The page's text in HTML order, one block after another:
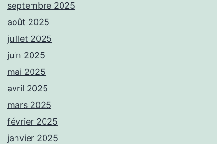
septembre 2025
août 2025
juillet 2025
juin 2025
mai 2025
avril 2025
mars 2025
février 2025
janvier 2025